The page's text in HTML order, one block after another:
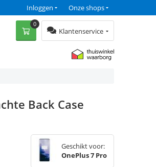
Onze shops
Inloggen
Klantenservice
0
Back Case
Geschikt voor:
OnePlus 7 Pro